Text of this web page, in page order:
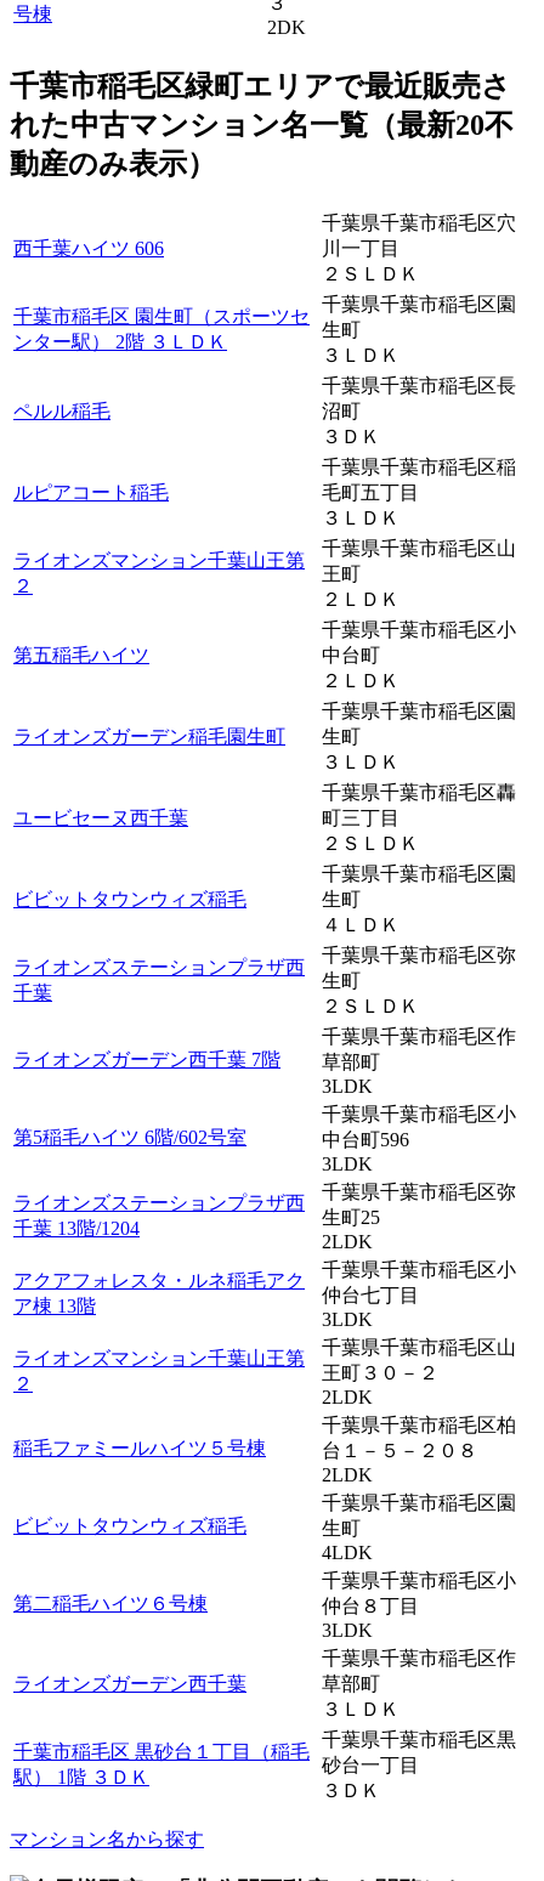
号棟
2DK
千葉市稲毛区緑町エリアで最近販売さ
れた中古マンション名一覧（最新20不
動産のみ表示）
西千葉ハイツ 606
千葉県千葉市稲毛区穴
川一丁目
２ＳＬＤＫ
千葉市稲毛区 園生町（スポーツセ
ンター駅） 2階 ３ＬＤＫ
千葉県千葉市稲毛区園
生町
３ＬＤＫ
ペルル稲毛
千葉県千葉市稲毛区長
沼町
３ＤＫ
ルピアコート稲毛
千葉県千葉市稲毛区稲
毛町五丁目
３ＬＤＫ
ライオンズマンション千葉山王第
２
千葉県千葉市稲毛区山
王町
２ＬＤＫ
第五稲毛ハイツ
千葉県千葉市稲毛区小
中台町
２ＬＤＫ
ライオンズガーデン稲毛園生町
千葉県千葉市稲毛区園
生町
３ＬＤＫ
ユービセーヌ西千葉
千葉県千葉市稲毛区轟
町三丁目
２ＳＬＤＫ
ビビットタウンウィズ稲毛
千葉県千葉市稲毛区園
生町
４ＬＤＫ
ライオンズステーションプラザ西
千葉
千葉県千葉市稲毛区弥
生町
２ＳＬＤＫ
ライオンズガーデン西千葉 7階
千葉県千葉市稲毛区作
草部町
3LDK
第5稲毛ハイツ 6階/602号室
千葉県千葉市稲毛区小
中台町596
3LDK
ライオンズステーションプラザ西
千葉 13階/1204
千葉県千葉市稲毛区弥
生町25
2LDK
アクアフォレスタ・ルネ稲毛アク
ア棟 13階
千葉県千葉市稲毛区小
仲台七丁目
3LDK
ライオンズマンション千葉山王第
２
千葉県千葉市稲毛区山
王町３０－２
2LDK
稲毛ファミールハイツ５号棟
千葉県千葉市稲毛区柏
台１－５－２０８
2LDK
ビビットタウンウィズ稲毛
千葉県千葉市稲毛区園
生町
4LDK
第二稲毛ハイツ６号棟
千葉県千葉市稲毛区小
仲台８丁目
3LDK
ライオンズガーデン西千葉
千葉県千葉市稲毛区作
草部町
３ＬＤＫ
千葉市稲毛区 黒砂台１丁目（稲毛
駅） 1階 ３ＤＫ
千葉県千葉市稲毛区黒
砂台一丁目
３ＤＫ
マンション名から探す